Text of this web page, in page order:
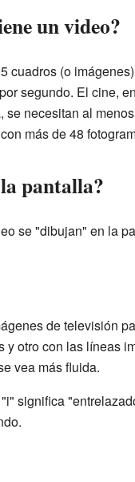
un video?
cuadros (o imágenes)
segundo. El cine,
necesitan al
más de 48
pantalla?
se "dibujan" en la
de televisión
otro con las líneas
vea más fluida.
significa